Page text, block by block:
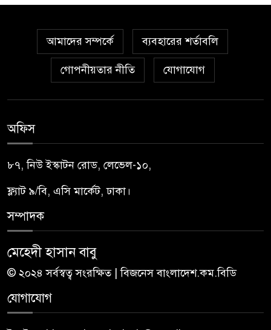
আমাদের সম্পর্কে ব্যবহারের শর্তাবলি
গোপনীয়তার নীতি যোগাযোগ
অফিস
৮৭, নিউ ইস্কাটন রোড, লেভেল-১০,
ফ্ল্যাট ৯/বি, এসি মার্কেট, ঢাকা।
সম্পাদক
মেহেদী হাসান বাবু
© ২০২৪ সর্বস্বত্ব সংরক্ষিত | বিজনেস বাংলাদেশ.কম.বিডি
যোগাযোগ